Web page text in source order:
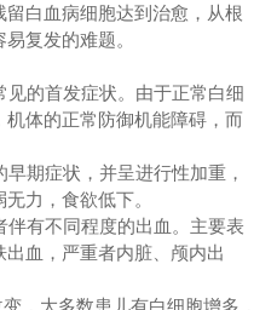
白血病细胞达到治愈，从根
复发的难题。
见的首发症状。由于正常白细
体的正常防御机能障碍，而
期症状，并呈进行性加重，
力，食欲低下。
有不同程度的出血。主要表
血，严重者内脏、颅内出
大多数患儿有白细胞增多，